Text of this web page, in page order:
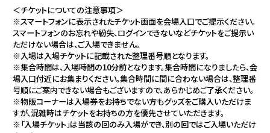
X - KAF
X - information
Instagram
bilibili
Weibo
piapro
＜チケットについての注意事項＞
※スマートフォンに表示されたチケット画面を会場入口でご提示ください。
スマートフォンのお忘れや紛失、ログインできないなどチケットをご提示い
ただけない場合は、ご入場できません。
※入場は入場チケットに記載された整理番号順となります。
※集合時間は、入場時間の10分前となります。集合時間になりましたら、会
場入口付近にお集まりください。集合時間に間に合わない場合は、整理番
号順にご案内できない場合もございますので、あらかじめご了承ください。
※物販コーナーは入場券をお持ちでない方もグッズをご購入いただけま
すが、混雑時はチケットをお持ちの方を優先させていただきます。
※「入場チケット」は当該の回のみ入場ができ、別の回ではご入場いただけ